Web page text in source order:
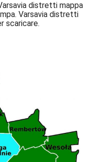
distretti mappa
Varsavia distretti
scaricare.